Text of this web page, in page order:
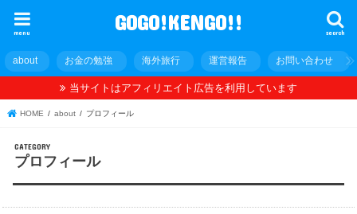
GOGO!KENGO!! search
menu
about お金の勉強 海外旅行 運営報告 お問い合わせ
当サイトはアフィリエイト広告を利用しています
HOME about プロフィール
プロフィール